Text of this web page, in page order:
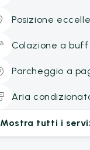
Posizione
Colazione a
Parcheggio a
Aria
Mostra tutti i